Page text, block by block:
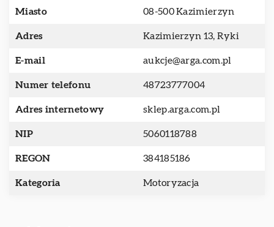
Miasto 08-500 Kazimierzyn
Adres Kazimierzyn 13, Ryki
E-mail aukcje@arga.com.pl
Numer telefonu 48723777004
Adres internetowy sklep.arga.com.pl
NIP 5060118788
REGON 384185186
Kategoria Motoryzacja